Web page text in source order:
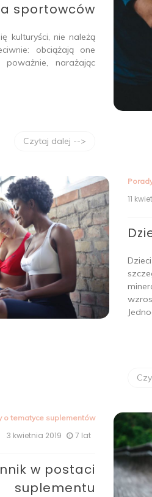
sportowców
kulturyści, nie należą
obciążają one
narażając
Czytaj dalej -->
11
o tematyce suplementów
3 kwietnia 2019 7 lat
w postaci
suplementu